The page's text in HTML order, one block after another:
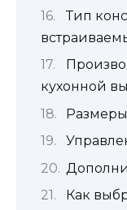
Тип
кухонной
Как